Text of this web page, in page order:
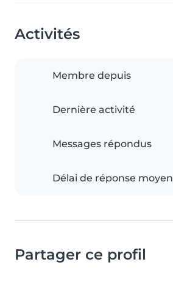
Activités
Membre depuis
Dernière activité
Messages répondus
Délai de réponse moyen
Partager ce profil